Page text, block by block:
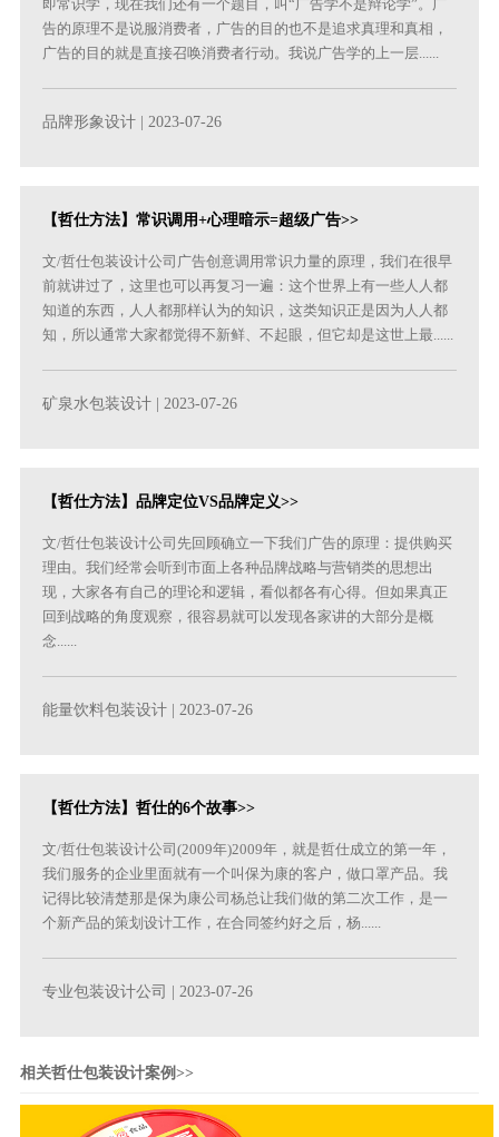
即常识学，现在我们还有一个题目，叫“广告学不是辩论学”。广
告的原理不是说服消费者，广告的目的也不是追求真理和真相，
广告的目的就是直接召唤消费者行动。我说广告学的上一层......
品牌形象设计 | 2023-07-26
【哲仕方法】常识调用+心理暗示=超级广告>>
文/哲仕包装设计公司广告创意调用常识力量的原理，我们在很早
前就讲过了，这里也可以再复习一遍：这个世界上有一些人人都
知道的东西，人人都那样认为的知识，这类知识正是因为人人都
知，所以通常大家都觉得不新鲜、不起眼，但它却是这世上最......
矿泉水包装设计 | 2023-07-26
【哲仕方法】品牌定位VS品牌定义>>
文/哲仕包装设计公司先回顾确立一下我们广告的原理：提供购买
理由。我们经常会听到市面上各种品牌战略与营销类的思想出
现，大家各有自己的理论和逻辑，看似都各有心得。但如果真正
回到战略的角度观察，很容易就可以发现各家讲的大部分是概
念......
能量饮料包装设计 | 2023-07-26
【哲仕方法】哲仕的6个故事>>
文/哲仕包装设计公司(2009年)2009年，就是哲仕成立的第一年，
我们服务的企业里面就有一个叫保为康的客户，做口罩产品。我
记得比较清楚那是保为康公司杨总让我们做的第二次工作，是一
个新产品的策划设计工作，在合同签约好之后，杨......
专业包装设计公司 | 2023-07-26
相关哲仕包装设计案例>>